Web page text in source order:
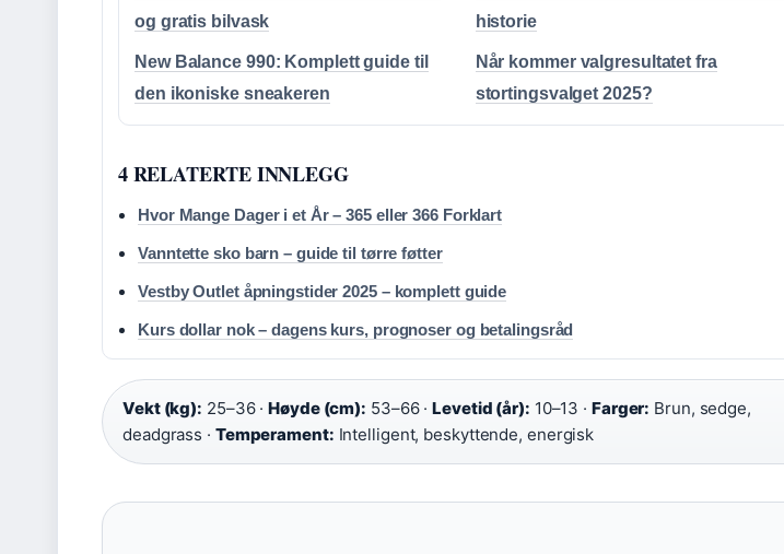
og gratis bilvask
historie
New Balance 990: Komplett guide til
den ikoniske sneakeren
Når kommer valgresultatet fra
stortingsvalget 2025?
4 RELATERTE INNLEGG
Hvor Mange Dager i et År – 365 eller 366 Forklart
Vanntette sko barn – guide til tørre føtter
Vestby Outlet åpningstider 2025 – komplett guide
Kurs dollar nok – dagens kurs, prognoser og betalingsråd
Vekt (kg): 25–36 ·Høyde (cm): 53–66 ·Levetid (år): 10–13 · Farger: Brun, sedge,
deadgrass · Temperament: Intelligent, beskyttende, energisk